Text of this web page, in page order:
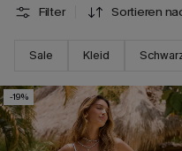
Filter Sortieren
Sale Kleid
-19%